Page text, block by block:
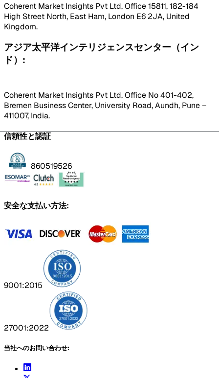
Coherent Market Insights Pvt Ltd, Office 15811, 182-184
High Street North, East Ham, London E6 2JA, United
Kingdom.
アジア太平洋インテリジェンスセンター（イン
ド）:
Coherent Market Insights Pvt Ltd, Office No 401-402,
Bremen Business Center, University Road, Aundh, Pune –
411007, India.
信頼性と認証
860519526
安全な支払い方法:
9001:2015
27001:2022
当社へのお問い合わせ: